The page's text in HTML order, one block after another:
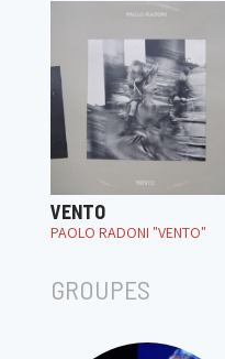
VENTO
PAOLO RADONI "VENTO"
GROUPES